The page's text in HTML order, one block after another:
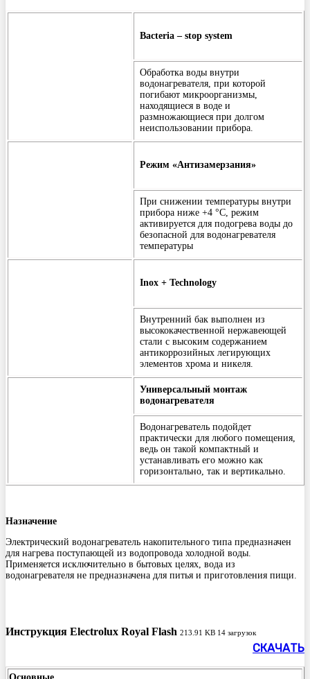
Bacteria – stop system
Обработка воды внутри
водонагревателя, при которой
погибают микроорганизмы,
находящиеся в воде и
размножающиеся при долгом
неиспользовании прибора.
Режим «Антизамерзания»
При снижении температуры внутри
прибора ниже +4 °С, режим
активируется для подогрева воды до
безопасной для водонагревателя
температуры
Inox + Technology
Внутренний бак выполнен из
высококачественной нержавеющей
стали с высоким содержанием
антикоррозийных легирующих
элементов хрома и никеля.
Универсальный монтаж
водонагревателя
Водонагреватель подойдет
практически для любого помещения,
ведь он такой компактный и
устанавливать его можно как
горизонтально, так и вертикально.
Назначение
Электрический водонагреватель накопительного типа предназначен
для нагрева поступающей из водопровода холодной воды.
Применяется исключительно в бытовых целях, вода из
водонагревателя не предназначена для питья и приготовления пищи.
Инструкция Electrolux Royal Flash 213.91 KB 14 загрузок
СКАЧАТЬ